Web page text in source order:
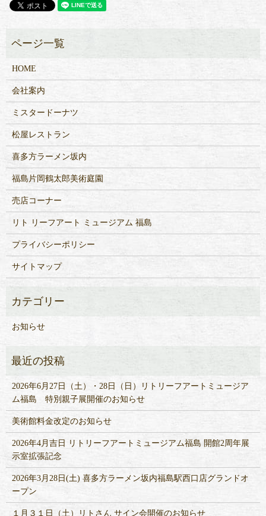
HOME
会社案内
ミスタードーナツ
松屋レストラン
喜多方ラーメン坂内
福島片岡鶴太郎美術庭園
売店コーナー
リト リーフアート ミュージアム 福島
プライバシーポリシー
サイトマップ
お知らせ
2026年6月27日（土）・28日（日）リトリーフアートミュージア
ム福島 特別親子展開催のお知らせ
美術館料金改定のお知らせ
2026年4月吉日 リトリーフアートミュージアム福島 開館2周年展
示室拡張記念
2026年3月28日(土) 喜多方ラーメン坂内福島駅西口店グランドオ
ープン
１月３１日（土）リトさん サイン会開催のお知らせ